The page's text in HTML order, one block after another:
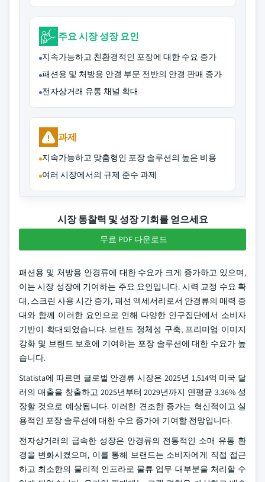
주요 시장 성장 요인
지속가능하고 친환경적인 포장에 대한 수요 증가
패션용 및 처방용 안경 부문 전반의 안경 판매 증가
전자상거래 유통 채널 확대
과제
지속가능하고 맞춤형인 포장 솔루션의 높은 비용
여러 시장에서의 규제 준수 과제
시장 통찰력 및 성장 기회를 얻으세요
무료 PDF 다운로드
패션용 및 처방용 안경류에 대한 수요가 크게 증가하고 있으며,
이는 시장 성장에 기여하는 주요 요인입니다. 시력 교정 수요 확
대, 스크린 사용 시간 증가, 패션 액세서리로서 안경류의 매력 증
대와 함께 이러한 요인으로 인해 다양한 인구집단에서 소비자
기반이 확대되었습니다. 브랜드 정체성 구축, 프리미엄 이미지
강화 및 브랜드 보호에 기여하는 포장 솔루션에 대한 수요가 높
습니다.
Statista에 따르면 글로벌 안경류 시장은 2025년 1,514억 미국 달
러의 매출을 창출하고 2025년부터 2029년까지 연평균 3.36% 성
장할 것으로 예상됩니다. 이러한 견조한 증가는 혁신적이고 실
용적인 포장 솔루션에 대한 수요 증가에 기여할 전망입니다.
전자상거래의 급속한 성장은 안경류의 전통적인 소매 유통 환
경을 변화시켰으며, 이를 통해 브랜드는 소비자에게 직접 접근
하고 최소한의 물리적 인프라로 물류 업무 대부분을 처리할 수